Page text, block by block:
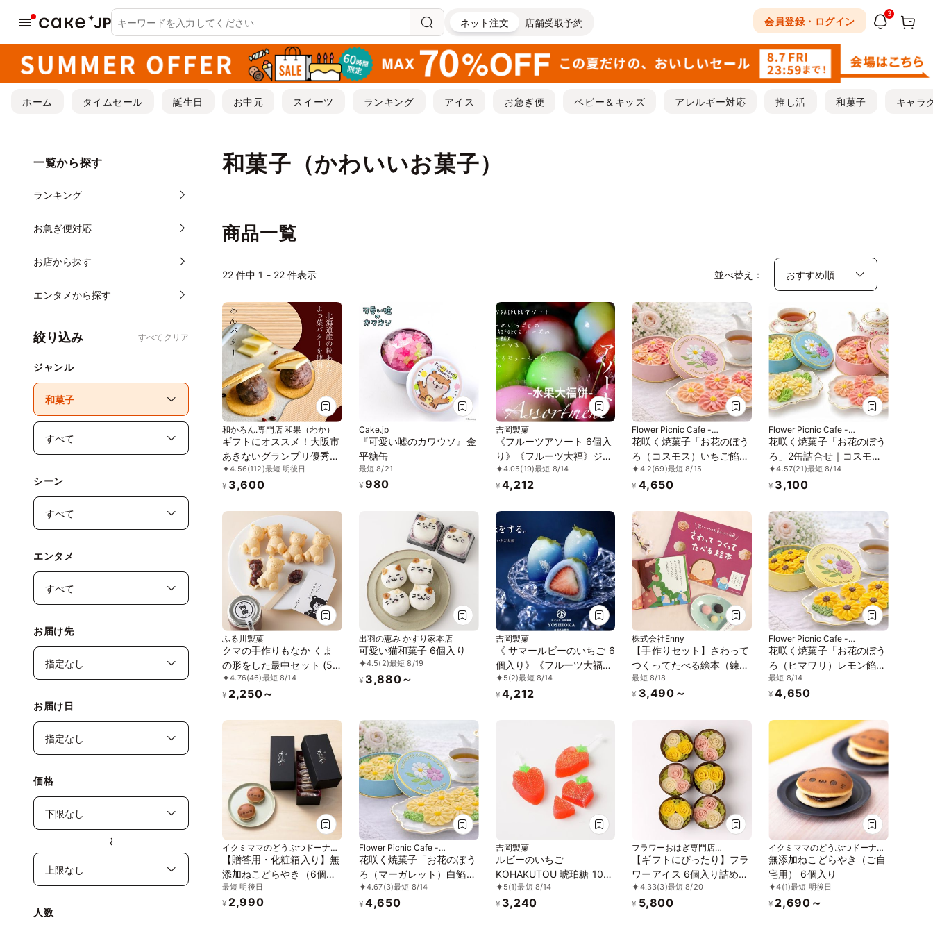
ネット注文 店舗受取予約 会員登録・ログイン
3
ホーム タイムセール 誕生日 お中元 スイーツ ランキング アイス お急ぎ便 ベビー＆キッズ アレルギー対応 推し活 和菓子 キャラ
和菓子（かわいいお菓子）
一覧から探す
ランキング
お急ぎ便対応
お店から探す
エンタメから探す
絞り込み すべてクリア
ジャンル
シーン
エンタメ
お届け先
お届け日
価格
〜
人数
商品一覧
22 件中 1 - 22 件表示 並べ替え：
和かろん.専門店 和果（わか）
ギフトにオススメ！大阪市
あきないグランプリ優秀賞
受賞!!～ メディアで人気の
生どら焼き 和スイーツ～
中元2026
4.56(112)最短 明後日
¥ 3,600
Cake.jp
『可愛い嘘のカワウソ』金
平糖缶
最短 8/21
¥ 980
吉岡製菓
《フルーツアソート 6個入
り》《フルーツ大福》ジュ
エリーボックス DAIFUKU
4.05(19)最短 8/14
¥ 4,212
Flower Picnic Cafe -
Hakodate-
花咲く焼菓子「お花のぼう
ろ（コスモス）いちご餡白
餡」3缶セット｜オリジナ
ル紙袋を3枚
4.2(69)最短 8/15
¥ 4,650
Flower Picnic Cafe -
Hakodate-
花咲く焼菓子「お花のぼう
ろ」2缶詰合せ｜コスモ
ス・マーガレット｜専用ク
リアケース付き｜
4.57(21)最短 8/14
¥ 3,100
ふる川製菓
クマの手作りもなか くま
の形をした最中セット (5
個入り) 個包装 箱入り グル
テンフリー 賞味期限1ヵ月
4.76(46)最短 8/14
¥ 2,250～
出羽の恵み かすり家本店
可愛い猫和菓子 6個入り
4.5(2)最短 8/19
¥ 3,880～
吉岡製菓
《 サマールビーのいちご 6
個入り》《フルーツ大福》
ジュエリーボックス 《ル
ビーのいちご》 DAIFUKU
5(2)最短 8/14
¥ 4,212
株式会社Enny
【手作りセット】さわって
つくってたべる絵本（練り
きり2個入）
最短 8/18
¥ 3,490～
Flower Picnic Cafe -
Hakodate-
花咲く焼菓子「お花のぼう
ろ（ヒマワリ）レモン餡」
3缶セット｜オリジナル紙
袋を3枚
最短 8/14
¥ 4,650
イクミママのどうぶつドーナ
ツ！
【贈答用・化粧箱入り】無
添加ねこどらやき（6個入
り）小倉あん
最短 明後日
¥ 2,990
Flower Picnic Cafe -
Hakodate-
花咲く焼菓子「お花のぼう
ろ（マーガレット）白餡」
3缶セット｜オリジナル紙
袋を3枚
4.67(3)最短 8/14
¥ 4,650
吉岡製菓
ルビーのいちご
KOHAKUTOU 琥珀糖 10個
入5(1)最短 8/14
¥ 3,240
フラワーおはぎ専門店
Oh!huggy!!
【ギフトにぴったり】フラ
ワーアイス 6個入り詰め合
わせ アイス2026 お中元
2026
4.33(3)最短 8/20
¥ 5,800
イクミママのどうぶつドーナ
ツ！
無添加ねこどらやき（ご自
宅用） 6個入り
4(1)最短 明後日
¥ 2,690～